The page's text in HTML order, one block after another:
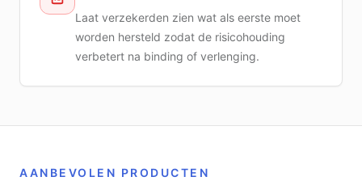
Laat verzekerden zien wat als eerste moet
worden hersteld zodat de risicohouding
verbetert na binding of verlenging.
AANBEVOLEN PRODUCTEN